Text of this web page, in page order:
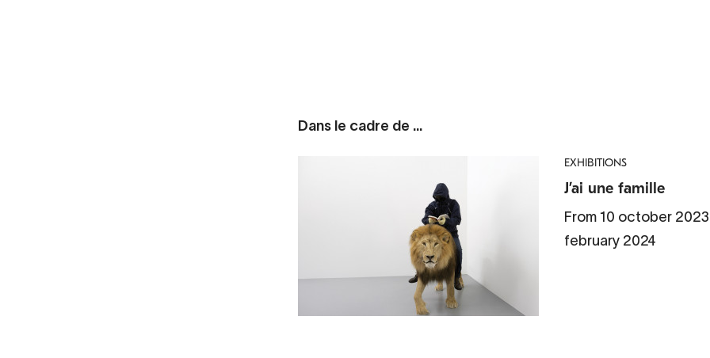
Dans le cadre de ...
EXHIBITIONS
J’ai une famille
From 10 october
february 2024